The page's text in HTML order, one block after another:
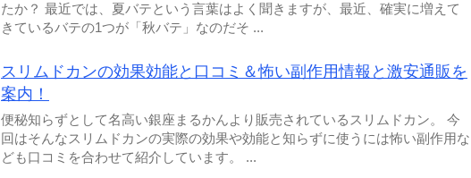
たか？ 最近では、夏バテという言葉はよく聞きますが、最近、確実に増えて
きているバテの1つが「秋バテ」なのだそ ...
スリムドカンの効果効能と口コミ＆怖い副作用情報と激安通販を
案内！
便秘知らずとして名高い銀座まるかんより販売されているスリムドカン。 今
回はそんなスリムドカンの実際の効果や効能と知らずに使うには怖い副作用な
ども口コミを合わせて紹介しています。 ...